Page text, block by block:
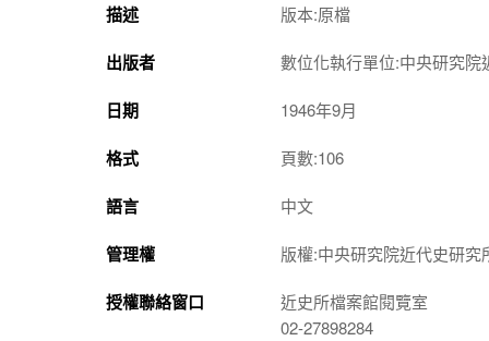
描述 版本:原檔
出版者 數位化執行單位:中央研究院
日期 1946年9月
格式 頁數:106
語言 中文
管理權 版權:中央研究院近代史研究
授權聯絡窗口
近史所檔案館閱覽室
02-27898284